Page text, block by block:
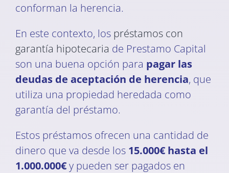
conforman la herencia.
En este contexto, lospréstamos con
garantía hipotecaria de Prestamo Capital
son una buena opción para pagar las
deudas de aceptación de herencia, que
utiliza una propiedad heredada como
garantía del préstamo.
Estos préstamos ofrecen una cantidad de
dinero que va desde los 15.000€ hasta el
1.000.000€y pueden ser pagados en